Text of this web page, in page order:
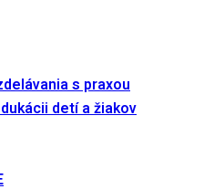
s praxou
detí a žiakov